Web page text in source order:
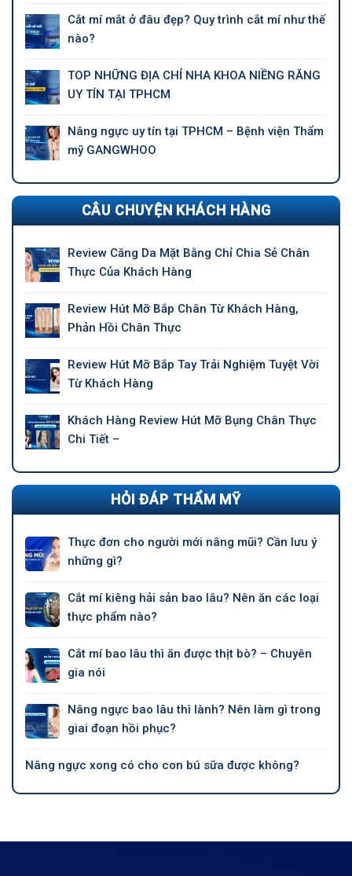
Cắt mí mắt ở đâu đẹp? Quy trình cắt mí như thế
nào?
TOP NHỮNG ĐỊA CHỈ NHA KHOA NIỀNG RĂNG
UY TÍN TẠI TPHCM
Nâng ngực uy tín tại TPHCM – Bệnh viện Thẩm
mỹ GANGWHOO
CÂU CHUYỆN KHÁCH HÀNG
Review Căng Da Mặt Bằng Chỉ Chia Sẻ Chân
Thực Của Khách Hàng
Review Hút Mỡ Bắp Chân Từ Khách Hàng,
Phản Hồi Chân Thực
Review Hút Mỡ Bắp Tay Trải Nghiệm Tuyệt Vời
Từ Khách Hàng
Khách Hàng Review Hút Mỡ Bụng Chân Thực
Chi Tiết –
HỎI ĐÁP THẨM MỸ
Thực đơn cho người mới nâng mũi? Cần lưu ý
những gì?
Cắt mí kiêng hải sản bao lâu? Nên ăn các loại
thực phẩm nào?
Cắt mí bao lâu thì ăn được thịt bò? – Chuyên
gia nói
Nâng ngực bao lâu thì lành? Nên làm gì trong
giai đoạn hồi phục?
Nâng ngực xong có cho con bú sữa được không?